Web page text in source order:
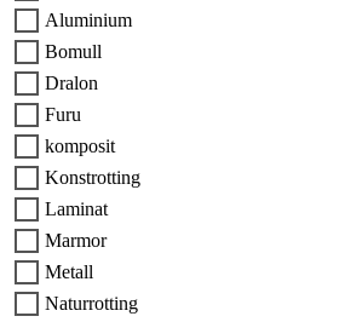
Aluminium
Bomull
Dralon
Furu
komposit
Konstrotting
Laminat
Marmor
Metall
Naturrotting